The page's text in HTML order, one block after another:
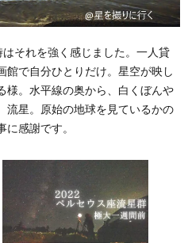
それを強く感じました。一人貸
館で自分ひとりだけ。星空が映し
様。水平線の奥から、白くぼんや
流星。原始の地球を見ているかの
感謝です。